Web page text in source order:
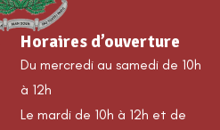
Horaires d’ouverture
Du mercredi au samedi de 10h
à 12h
Le mardi de 10h à 12h et de